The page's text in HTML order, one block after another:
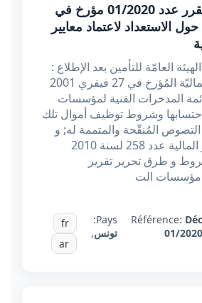
"IFRS/IAS" مقرر عدد 01/2020 مؤرخ في
19 جوان 2020 حول الاستعداد لاعتماد معايير
العامّة للتأمين بعد الإطلاع :
على قرار وزير الماليّة المُؤرخ في 27 فيفري 2001
المدخرات الفنية لمؤسسات
وشروط توظيف أموال تلك
المُنقّحة والمتممة له; و
على منشور وزير المالية عدد 258 لسنة 2010
و طرق تحرير تقرير
مؤسسات الت
Référence: Déc
01/2020
Pays:
تونس,
fr
ar